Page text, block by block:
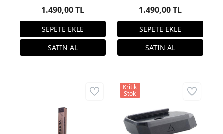
1.490,00 TL 1.490,00 TL
Kritik
Stok